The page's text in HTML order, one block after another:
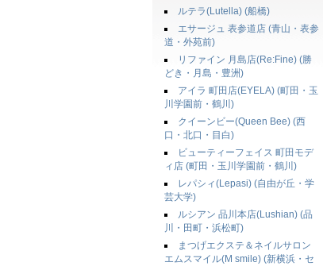
ルテラ(Lutella) (船橋)
エサージュ 表参道店 (青山・表参
道・外苑前)
リファイン 月島店(Re:Fine) (勝
どき・月島・豊洲)
アイラ 町田店(EYELA) (町田・玉
川学園前・鶴川)
クイーンビー(Queen Bee) (西
口・北口・目白)
ビューティーフェイス 町田モデ
ィ店 (町田・玉川学園前・鶴川)
レパシィ(Lepasi) (自由が丘・学
芸大学)
ルシアン 品川本店(Lushian) (品
川・田町・浜松町)
まつげエクステ＆ネイルサロン
エムスマイル(M smile) (新横浜・セ